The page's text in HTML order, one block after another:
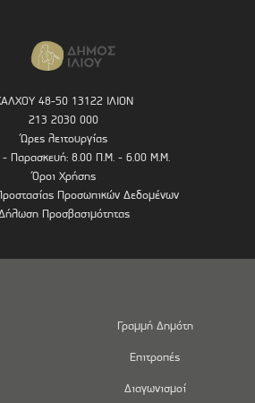
48-50 13122 ΙΛΙΟΝ
213 2030 000
Ώρες λειτουργίας
- Παρασκευή: 8.00 Π.Μ. - 6.00 Μ.Μ.
Όροι Χρήσης
Προσωπικών Δεδομένων
Προσβασιμότητας
Γραμμή Δημότη
Επιτροπές
Διαγωνισμοί